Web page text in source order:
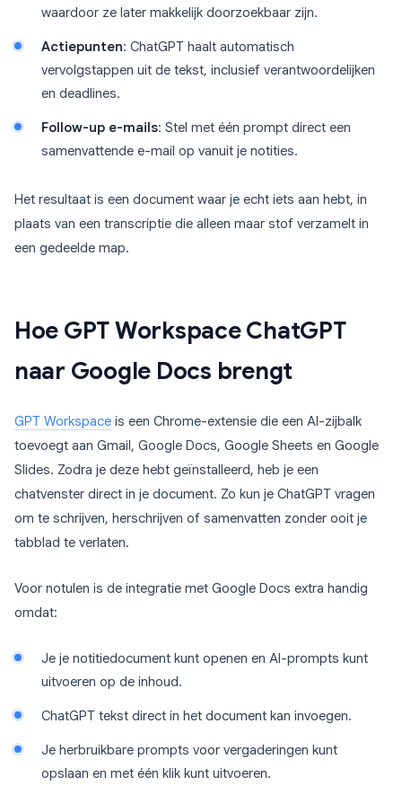
waardoor ze later makkelijk doorzoekbaar zijn.
Actiepunten: ChatGPT haalt automatisch
vervolgstappen uit de tekst, inclusief verantwoordelijken
en deadlines.
Follow-up e-mails: Stel met één prompt direct een
samenvattende e-mail op vanuit je notities.
Het resultaat is een document waar je echt iets aan hebt, in
plaats van een transcriptie die alleen maar stof verzamelt in
een gedeelde map.
Hoe GPT Workspace ChatGPT
naar Google Docs brengt
GPT Workspace is een Chrome-extensie die een AI-zijbalk
toevoegt aan Gmail, Google Docs, Google Sheets en Google
Slides. Zodra je deze hebt geïnstalleerd, heb je een
chatvenster direct in je document. Zo kun je ChatGPT vragen
om te schrijven, herschrijven of samenvatten zonder ooit je
tabblad te verlaten.
Voor notulen is de integratie met Google Docs extra handig
omdat:
Je je notitiedocument kunt openen en AI-prompts kunt
uitvoeren op de inhoud.
ChatGPT tekst direct in het document kan invoegen.
Je herbruikbare prompts voor vergaderingen kunt
opslaan en met één klik kunt uitvoeren.